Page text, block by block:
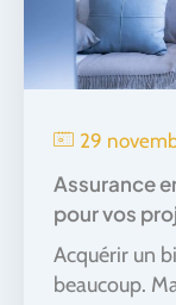
29
Assurance
pour vos
Acquérir un
beaucoup.